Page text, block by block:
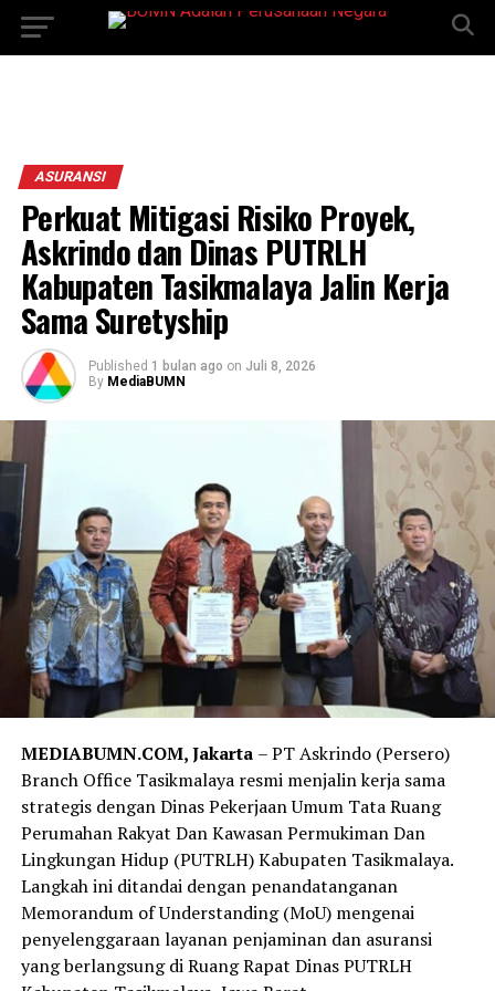
ASURANSI
Perkuat Mitigasi Risiko Proyek,
Askrindo dan Dinas PUTRLH
Kabupaten Tasikmalaya Jalin Kerja
Sama Suretyship
Published 1 bulan ago on Juli 8, 2026
By MediaBUMN
MEDIABUMN.COM, Jakarta – PT Askrindo (Persero)
Branch Office Tasikmalaya resmi menjalin kerja sama
strategis dengan Dinas Pekerjaan Umum Tata Ruang
Perumahan Rakyat Dan Kawasan Permukiman Dan
Lingkungan Hidup (PUTRLH) Kabupaten Tasikmalaya.
Langkah ini ditandai dengan penandatanganan
Memorandum of Understanding (MoU) mengenai
penyelenggaraan layanan penjaminan dan asuransi
yang berlangsung di Ruang Rapat Dinas PUTRLH